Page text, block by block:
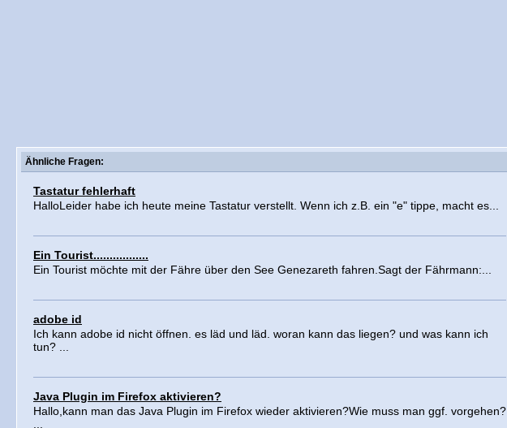
Ähnliche Fragen:
Tastatur fehlerhaft
HalloLeider habe ich heute meine Tastatur verstellt. Wenn ich z.B. ein "e" tippe, macht es...
Ein Tourist.................
Ein Tourist möchte mit der Fähre über den See Genezareth fahren.Sagt der Fährmann:...
adobe id
Ich kann adobe id nicht öffnen. es läd und läd. woran kann das liegen? und was kann ich
tun? ...
Java Plugin im Firefox aktivieren?
Hallo,kann man das Java Plugin im Firefox wieder aktivieren?Wie muss man ggf. vorgehen?